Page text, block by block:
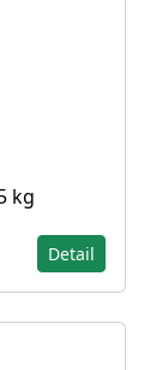
kg
Detail